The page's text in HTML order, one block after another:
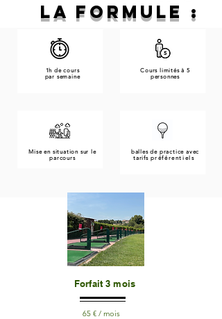
LA FORMULE :
1h de cours
par semaine
Mise en situation sur le
parcours
Cours limités à 5
personnes
balles de practice avec
tarifs préférentiels
Forfait 3 mois
65 € / mois